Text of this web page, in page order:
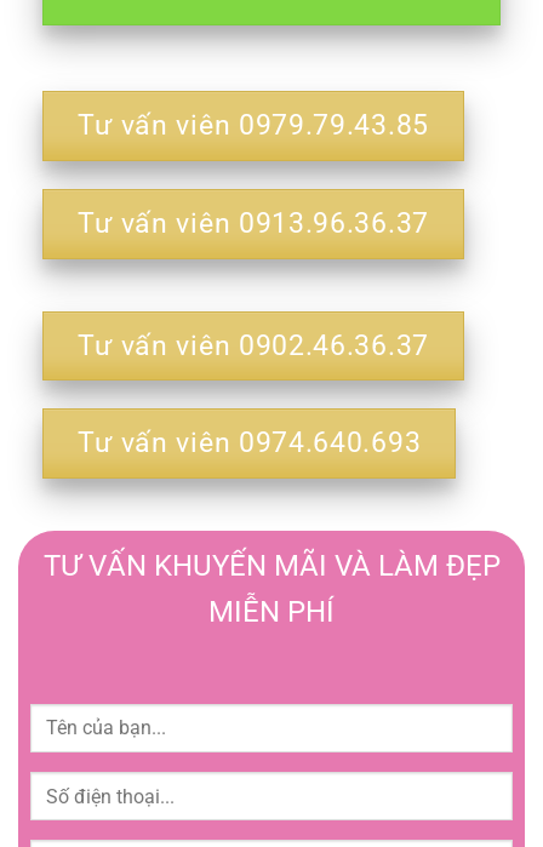
Tư vấn viên 0979.79.43.85
Tư vấn viên 0913.96.36.37
Tư vấn viên 0902.46.36.37
Tư vấn viên 0974.640.693
TƯ VẤN KHUYẾN MÃI VÀ LÀM ĐẸP
MIỄN PHÍ